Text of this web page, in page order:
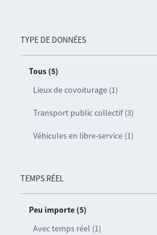
TYPE DE DONNÉES
Tous (5)
Lieux de covoiturage (1)
Transport public collectif (3)
Véhicules en libre-service (1)
TEMPS RÉEL
Peu importe (5)
Avec temps réel (1)